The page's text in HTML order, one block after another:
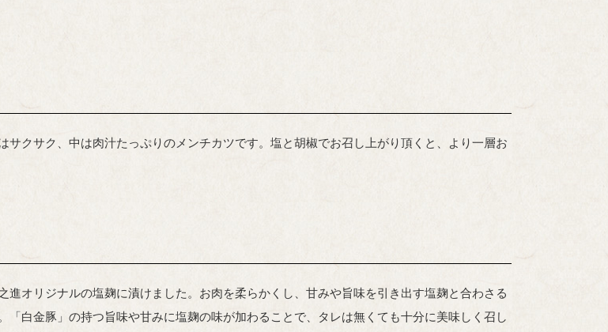
クサク、中は肉汁たっぷりのメンチカツです。塩と胡椒でお召し上がり頂くと、より一層お
オリジナルの塩麹に漬けました。お肉を柔らかくし、甘みや旨味を引き出す塩麹と合わさる
白金豚」の持つ旨味や甘みに塩麹の味が加わることで、タレは無くても十分に美味しく召し